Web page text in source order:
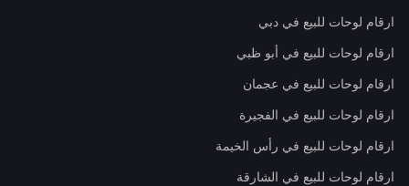
ارقام لوحات للبيع في دبي
ارقام لوحات للبيع في أبو ظبي
ارقام لوحات للبيع في عجمان
ارقام لوحات للبيع في الفجيرة
ارقام لوحات للبيع في رأس الخيمة
ارقام لوحات للبيع في الشارقة